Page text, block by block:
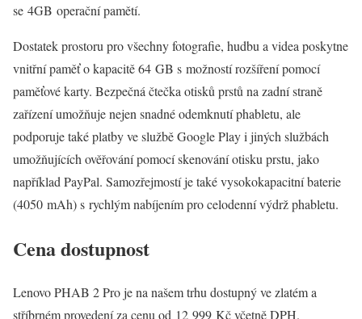
se 4GB operační pamětí.
Dostatek prostoru pro všechny fotografie, hudbu a videa poskytne
vnitřní paměť o kapacitě 64 GB s možností rozšíření pomocí
paměťové karty. Bezpečná čtečka otisků prstů na zadní straně
zařízení umožňuje nejen snadné odemknutí phabletu, ale
podporuje také platby ve službě Google Play i jiných službách
umožňujících ověřování pomocí skenování otisku prstu, jako
například PayPal. Samozřejmostí je také vysokokapacitní baterie
(4050 mAh) s rychlým nabíjením pro celodenní výdrž phabletu.
Cena dostupnost
Lenovo PHAB 2 Pro je na našem trhu dostupný ve zlatém a
stříbrném provedení za cenu od 12 999 Kč včetně DPH.